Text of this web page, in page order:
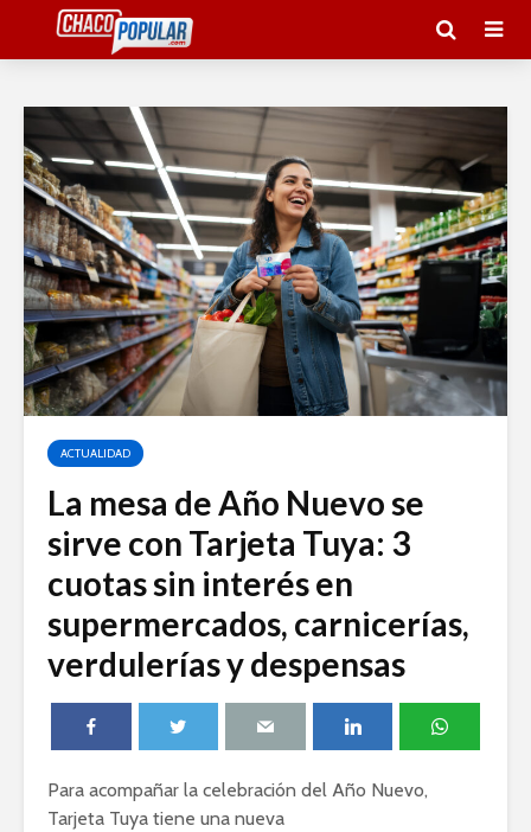
ACTUALIDAD
La mesa de Año Nuevo se
sirve con Tarjeta Tuya: 3
cuotas sin interés en
supermercados, carnicerías,
verdulerías y despensas
Para acompañar la celebración del Año Nuevo,
Tarjeta Tuya tiene una nueva